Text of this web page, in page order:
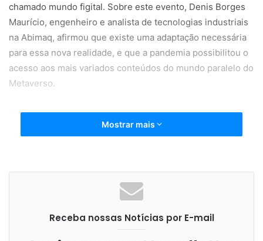
chamado mundo figital. Sobre este evento, Denis Borges
Maurício, engenheiro e analista de tecnologias industriais
na Abimaq, afirmou que existe uma adaptação necessária
para essa nova realidade, e que a pandemia possibilitou o
acesso aos mais variados conteúdos do mundo paralelo do
Metaverso.
A proposta, segundo o profissional de tecnologia da
Abimaq, foi integrar o conteúdo tecnológico e avançado
hoje”.
– No primeiro dia de transmissão, foram
discutidos com profissionais renomados a transformação
Mostrar mais
Receba nossas Notícias por E-mail